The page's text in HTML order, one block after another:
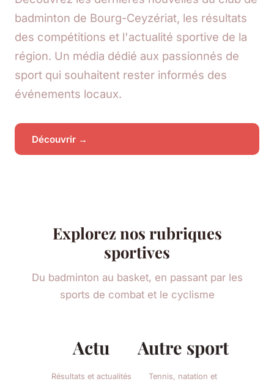
badminton de Bourg-Ceyzériat, les résultats
des compétitions et l'actualité sportive de la
région. Un média dédié aux passionnés de
sport qui souhaitent rester informés des
événements locaux.
Découvrir →
Explorez nos rubriques
sportives
Du badminton au basket, en passant par les
sports de combat et le cyclisme
Actu
Résultats et actualités
Autre sport
Tennis, natation et